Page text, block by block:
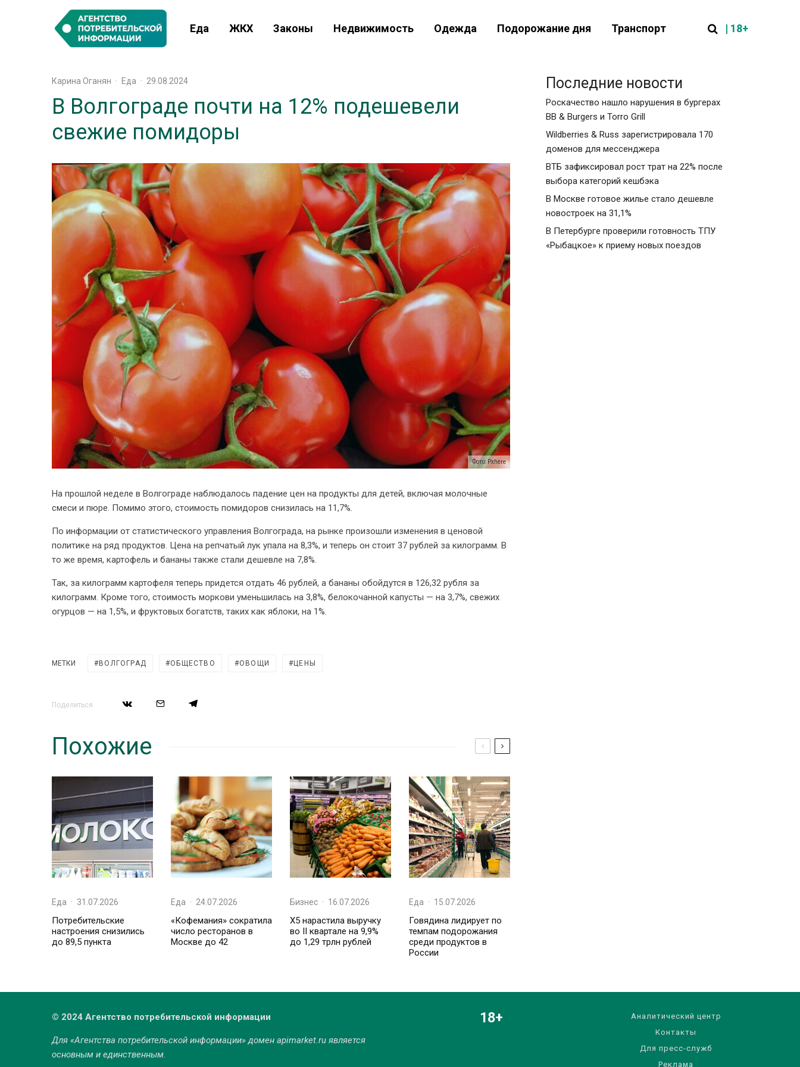
Еда ЖКХ Законы Недвижимость Одежда Подорожание дня Транспорт | 18+
Карина Оганян · Еда · 29.08.2024
В Волгограде почти на 12% подешевели
свежие помидоры
Фото: Pxhere
На прошлой неделе в Волгограде наблюдалось падение цен на продукты для детей, включая молочные
смеси и пюре. Помимо этого, стоимость помидоров снизилась на 11,7%.
По информации от статистического управления Волгограда, на рынке произошли изменения в ценовой
политике на ряд продуктов. Цена на репчатый лук упала на 8,3%, и теперь он стоит 37 рублей за килограмм. В
то же время, картофель и бананы также стали дешевле на 7,8%.
Так, за килограмм картофеля теперь придется отдать 46 рублей, а бананы обойдутся в 126,32 рубля за
килограмм. Кроме того, стоимость моркови уменьшилась на 3,8%, белокочанной капусты — на 3,7%, свежих
огурцов — на 1,5%, и фруктовых богатств, таких как яблоки, на 1%.
МЕТКИ ВОЛГОГРАД ОБЩЕСТВО ОВОЩИ ЦЕНЫ
Поделиться
Похожие
Еда · 31.07.2026
Потребительские
настроения снизились
до 89,5 пункта
Еда · 24.07.2026
«Кофемания» сократила
число ресторанов в
Москве до 42
Бизнес · 16.07.2026
X5 нарастила выручку
во II квартале на 9,9%
до 1,29 трлн рублей
Еда · 15.07.2026
Говядина лидирует по
темпам подорожания
среди продуктов в
России
Последние новости
Роскачество нашло нарушения в бургерах
BB & Burgers и Torro Grill
Wildberries & Russ зарегистрировала 170
доменов для мессенджера
ВТБ зафиксировал рост трат на 22% после
выбора категорий кешбэка
В Москве готовое жилье стало дешевле
новостроек на 31,1%
В Петербурге проверили готовность ТПУ
«Рыбацкое» к приему новых поездов
© 2024 Агентство потребительской информации
Для «Агентства потребительской информации» домен apimarket.ruявляется
основным и единственным.
18+
Аналитический центр
Контакты
Для пресс-служб
Реклама